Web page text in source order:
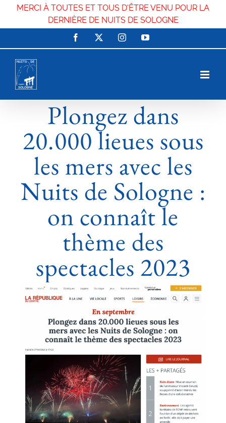
MERCI À TOUTES ET TOUS D'ÊTRE VENU POUR LA
DERNIÈRE DE NUITS DE SOLOGNE
au
contenu
Facebook InstagramYouTube
Plongez dans
20.000 lieues sous
les mers avec les
Nuits de Sologne :
on connaît le
thème des
spectacles 2023
Voir
l'image